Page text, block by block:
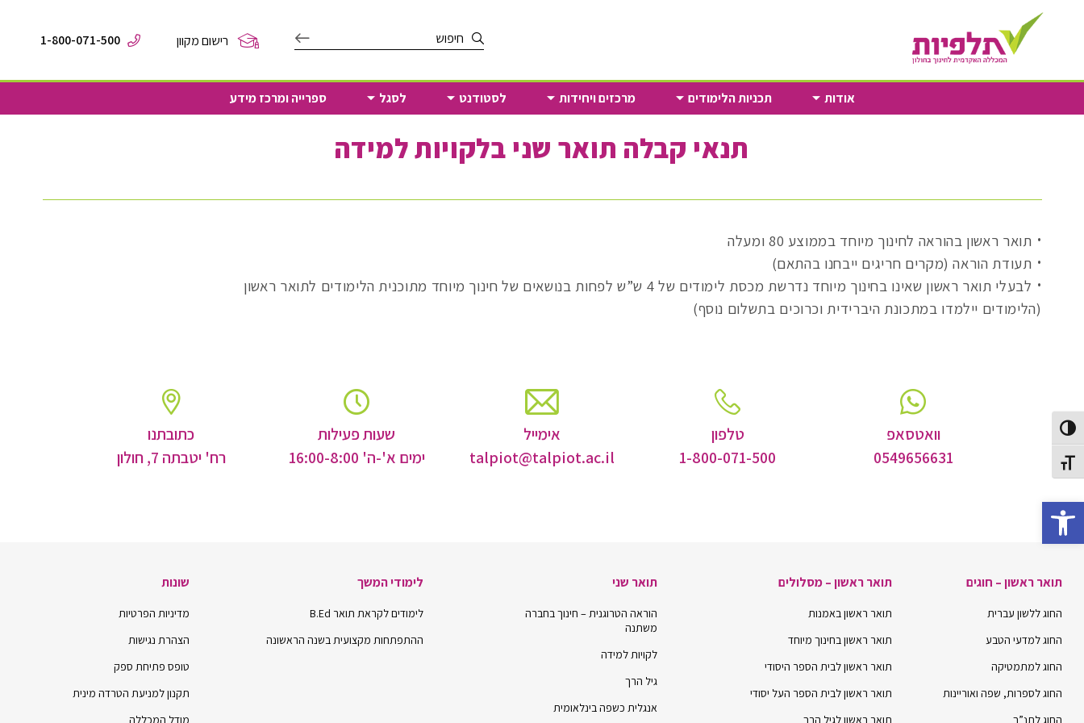
Open toolbar
Toggle High Contrast
Toggle Font size
הקלד
חיפוש
רישום מקוון 1-800-071-500
אודות תכניות הלימודים מרכזים ויחידות לסטודנט לסגל ספרייה ומרכז מידע
תנאי קבלה תואר שני בלקויות למידה
תואר ראשון בהוראה לחינוך מיוחד בממוצע 80 ומעלה
תעודת הוראה (מקרים חריגים ייבחנו בהתאם)
לבעלי תואר ראשון שאינו בחינוך מיוחד נדרשת מכסת לימודים של 4 ש”ש לפחות בנושאים של חינוך מיוחד מתוכנית הלימודים לתואר ראשון
(הלימודים יילמדו במתכונת היברידית וכרוכים בתשלום נוסף)
וואטסאפ
0549656631
טלפון
1-800-071-500
אימייל
talpiot@talpiot.ac.il
שעות פעילות
ימים א'-ה' 16:00-8:00
כתובתנו
רח' יטבתה 7, חולון
תואר ראשון – חוגים
החוג ללשון עברית
החוג למדעי הטבע
החוג למתמטיקה
החוג לספרות, שפה ואוריינות
החוג לתנ”ך
תואר ראשון – מסלולים
תואר ראשון באמנות
תואר ראשון בחינוך מיוחד
תואר ראשון לבית הספר היסודי
תואר ראשון לבית הספר העל יסודי
תואר ראשון לגיל הרך
תואר שני
הוראה הטרוגנית – חינוך בחברה
משתנה
לקויות למידה
גיל הרך
אנגלית כשפה בינלאומית
לימודי המשך
לימודים לקראת תואר B.Ed
ההתפתחות מקצועית בשנה הראשונה
שונות
מדיניות הפרטיות
הצהרת נגישות
טופס פתיחת ספק
תקנון למניעת הטרדה מינית
מודל המכללה